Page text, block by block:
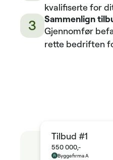
kvalifiserte for
3
Sammenlign
Gjennomfør
rette bedriften
Tilbud #1
550 000,-
Byggefirma A